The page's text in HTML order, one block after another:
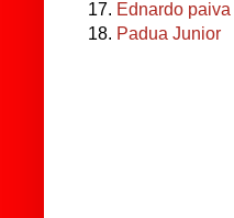
17. Ednardo paiva
18. Padua Junior